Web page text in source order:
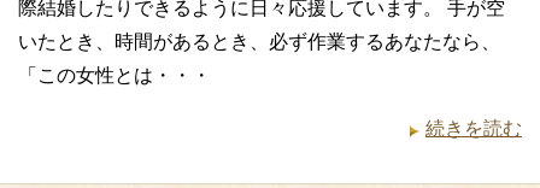
際結婚したりできるように日々応援しています。 手が空
いたとき、時間があるとき、必ず作業するあなたなら、
「この女性とは・・・
続きを読む